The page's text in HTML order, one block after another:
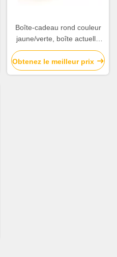
Boîte-cadeau rond couleur
jaune/verte, boîte actuelle
ronde pour
l'anniversaire/anniversaire
Obtenez le meilleur prix